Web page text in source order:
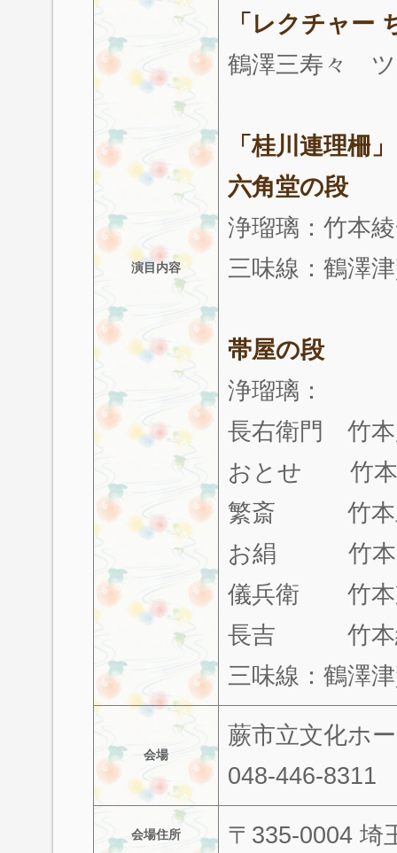
演目内容
「レクチャー
鶴澤三寿々
「桂川連理柵」
六角堂の段
浄瑠璃：竹本
三味線：鶴澤
帯屋の段
浄瑠璃：
長右衛門 竹本
おとせ 竹本
繁斎 竹本
お絹 竹本
儀兵衛 竹本
長吉 竹本
三味線：鶴澤
会場
蕨市立文化ホ
048-446-8311
会場住所 〒335-0004 埼